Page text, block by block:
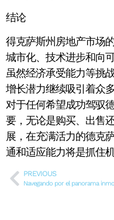
结论
得克萨斯州房地产市场
城市化、技术进步和向
虽然经济承受能力等挑
增长潜力继续吸引着众
对于任何希望成功驾驭
要，无论是购买、出售
展，在充满活力的德克
通和适应能力将是抓住
PREVIOUS